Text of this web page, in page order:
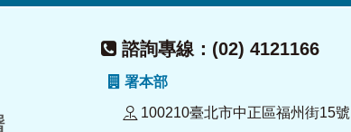
諮詢專線：(02) 4121166
署本部
100210臺北市中正區福州街15號